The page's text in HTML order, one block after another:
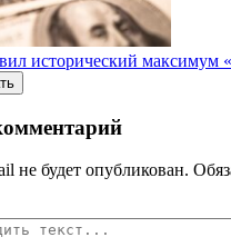
исторический максимум
не будет опубликован.